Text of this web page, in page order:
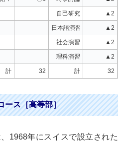
自己研究 ▲2
日本語演習 ▲2
社会演習 ▲2
理科演習 ▲2
計 32 計 32
ース［高等部］
1968年にスイスで設立された